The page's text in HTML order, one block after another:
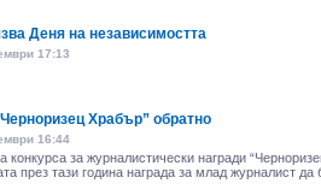
Деня на независимостта
17:13
Храбър” обратно
16:44
конкурса за журналистически награди
през тази година награда за млад журналист да